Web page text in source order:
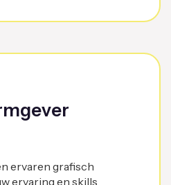
ervaren grafisch
ervaring en skills